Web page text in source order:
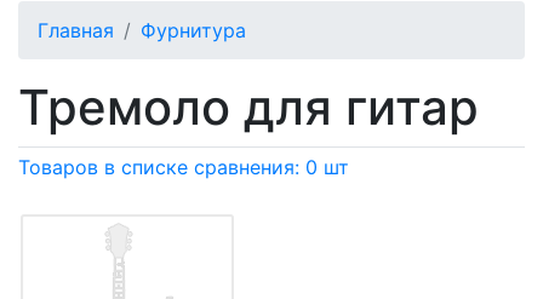
Главная Фурнитура
Тремоло для гитар
Товаров в списке сравнения: 0 шт